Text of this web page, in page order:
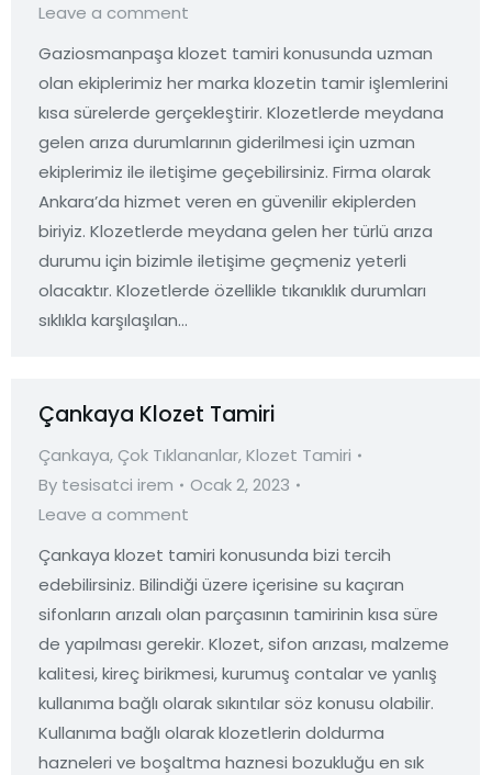
Leave a comment
Gaziosmanpaşa klozet tamiri konusunda uzman
olan ekiplerimiz her marka klozetin tamir işlemlerini
kısa sürelerde gerçekleştirir. Klozetlerde meydana
gelen arıza durumlarının giderilmesi için uzman
ekiplerimiz ile iletişime geçebilirsiniz. Firma olarak
Ankara’da hizmet veren en güvenilir ekiplerden
biriyiz. Klozetlerde meydana gelen her türlü arıza
durumu için bizimle iletişime geçmeniz yeterli
olacaktır. Klozetlerde özellikle tıkanıklık durumları
sıklıkla karşılaşılan…
Çankaya Klozet Tamiri
Çankaya, Çok Tıklananlar,Klozet Tamiri
By tesisatci irem
Ocak 2, 2023
Leave a comment
Çankaya klozet tamiri konusunda bizi tercih
edebilirsiniz. Bilindiği üzere içerisine su kaçıran
sifonların arızalı olan parçasının tamirinin kısa süre
de yapılması gerekir. Klozet, sifon arızası, malzeme
kalitesi, kireç birikmesi, kurumuş contalar ve yanlış
kullanıma bağlı olarak sıkıntılar söz konusu olabilir.
Kullanıma bağlı olarak klozetlerin doldurma
hazneleri ve boşaltma haznesi bozukluğu en sık